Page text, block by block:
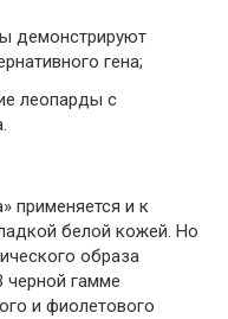
демонстрируют
гена;
леопарды с
применяется и к
белой кожей. Но
образа
гамме
и фиолетового